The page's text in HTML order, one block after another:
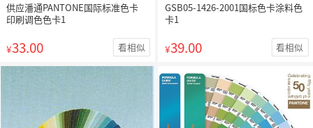
供应潘通PANTONE国际标准色卡
印刷调色色卡1
¥33.00 看相似
GSB05-1426-2001国标色卡涂料色
卡1
¥39.00 看相似